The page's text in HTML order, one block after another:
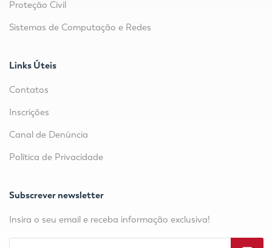
Proteção Civil
Sistemas de Computação e Redes
Links Úteis
Contatos
Inscrições
Canal de Denúncia
Política de Privacidade
Subscrever newsletter
Insira o seu email e receba informação exclusiva!